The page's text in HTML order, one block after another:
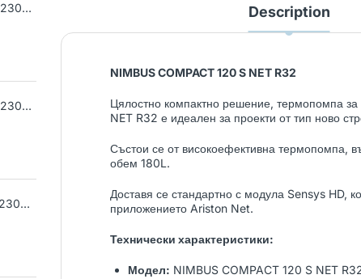
(Art.
(Art.
(Art.
20,689.93 лв
WOLF BWS-1-10/400V
Ground-water heat pump
21,566.54 лв
WOLF BWW-1-07/400V
Water-to-water heat
pump (Art. 9146033)
25,723.08 лв
Description
NIMBUS COMPACT 120 S NET R32
Цялостно компактно решение, термопомпа
NET R32 е идеален за проекти от тип ново
Състои се от високоефективна термопомпа,
обем 180L.
Доставя се стандартно с модула Sensys HD,
приложението Ariston Net.
Технически характеристики:
Модел: NIMBUS COMPACT 120 S NET